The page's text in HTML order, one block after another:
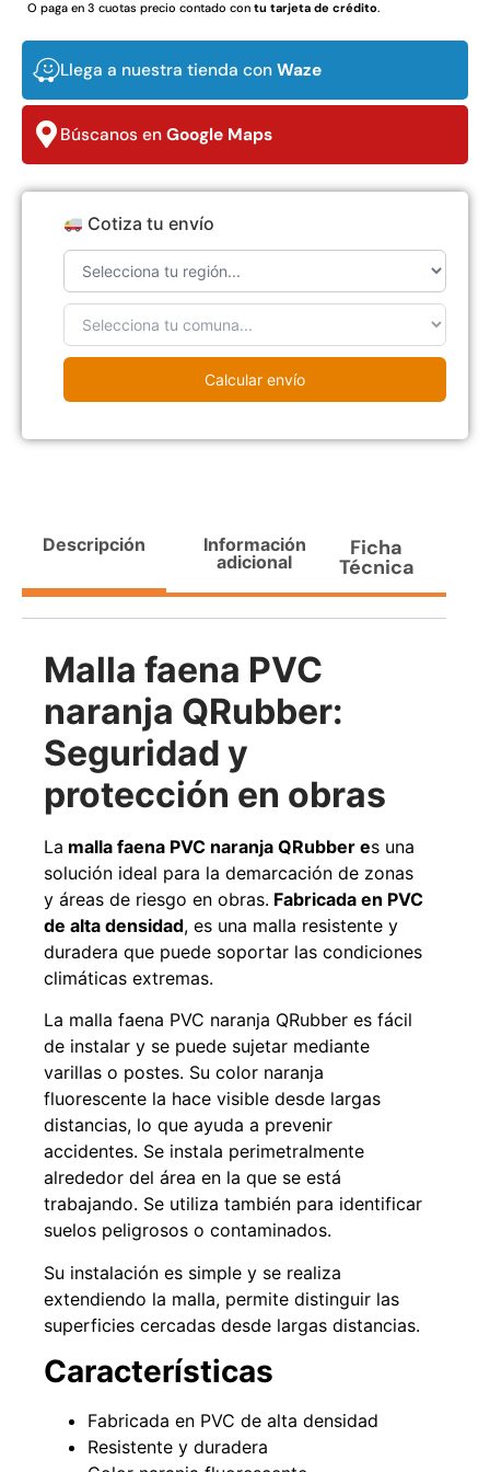
O paga en 3 cuotas precio contado con tu tarjeta de crédito.
Llega a nuestra tienda con Waze
Búscanos en Google Maps
Cotiza tu envío
Calcular envío
Descripción
Información
adicional
Ficha
Técnica
Malla faena PVC
naranja QRubber:
Seguridad y
protección en obras
La malla faena PVC naranja QRubber es una
solución ideal para la demarcación de zonas
y áreas de riesgo en obras. Fabricada en PVC
de alta densidad, es una malla resistente y
duradera que puede soportar las condiciones
climáticas extremas.
La malla faena PVC naranja QRubber es fácil
de instalar y se puede sujetar mediante
varillas o postes. Su color naranja
fluorescente la hace visible desde largas
distancias, lo que ayuda a prevenir
accidentes. Se instala perimetralmente
alrededor del área en la que se está
trabajando. Se utiliza también para identificar
suelos peligrosos o contaminados.
Su instalación es simple y se realiza
extendiendo la malla, permite distinguir las
superficies cercadas desde largas distancias.
Características
Fabricada en PVC de alta densidad
Resistente y duradera
$3.790.990
Agregar al carrito Leer más
30%
Transpaleta eléctrica carga
de 2tn
$2.842.858
Apilador manual carga
capacidad 1000kg
Importado USA: Paradise
4,57*15,24mts
$1.427.544
Leer más
38%
ajustable Capacidad 1tn Lev.
$1.875.535
$ 1.167.990
49%
Pasto sintético ornamental
Importado USA: Summer
densidad 35mm Rollo
4,57*30,48mts
$2.002.243
1.021.490
Leer más
Empaquetadura 1/4" 6.4mm
hypalon sin tela 3 MPA
$1.192.666 $930.490